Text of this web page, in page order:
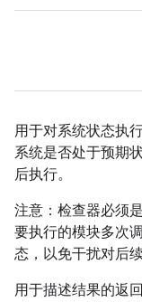
用于对系统状态执
系统是否处于预期
后执行。
注意：检查器必须
要执行的模块多次
态，以免干扰对后
用于描述结果的返回